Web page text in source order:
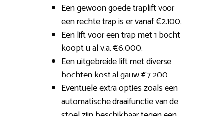
Een gewoon goede traplift voor
een rechte trap is er vanaf €2.100.
Een lift voor een trap met 1 bocht
koopt u al v.a. €6.000.
Een uitgebreide lift met diverse
bochten kost al gauw €7.200.
Eventuele extra opties zoals een
automatische draaifunctie van de